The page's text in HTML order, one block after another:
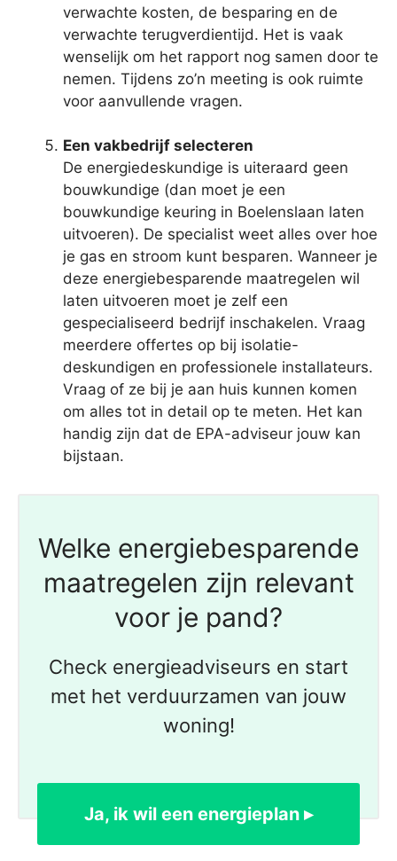
verwachte kosten, de besparing en de
verwachte terugverdientijd. Het is vaak
wenselijk om het rapport nog samen door te
nemen. Tijdens zo’n meeting is ook ruimte
voor aanvullende vragen.
Een vakbedrijf selecteren
De energiedeskundige is uiteraard geen
bouwkundige (dan moet je een
bouwkundige keuring in Boelenslaan laten
uitvoeren). De specialist weet alles over hoe
je gas en stroom kunt besparen. Wanneer je
deze energiebesparende maatregelen wil
laten uitvoeren moet je zelf een
gespecialiseerd bedrijf inschakelen. Vraag
meerdere offertes op bij isolatie-
deskundigen en professionele installateurs.
Vraag of ze bij je aan huis kunnen komen
om alles tot in detail op te meten. Het kan
handig zijn dat de EPA-adviseur jouw kan
bijstaan.
Welke energiebesparende
maatregelen zijn relevant
voor je pand?
Check energieadviseurs en start
met het verduurzamen van jouw
woning!
Ja, ik wil een energieplan ▸